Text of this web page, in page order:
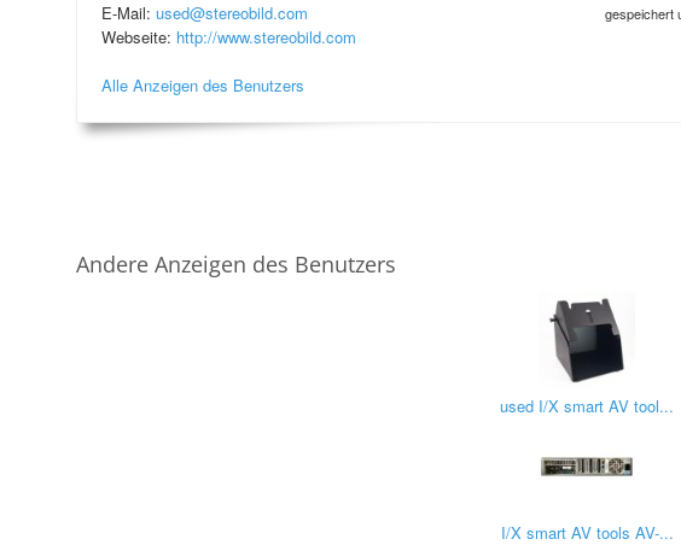
E-Mail: used@stereobild.com
Webseite: http://www.stereobild.com
Alle Anzeigen des Benutzers
gespeichert
Andere Anzeigen des Benutzers
used I/X smart AV tool...
I/X smart AV tools AV-...